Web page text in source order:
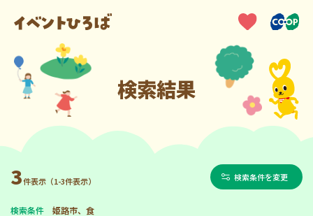
検索結果
3件表示（1-3件表示） 検索条件を変更
検索条件 姫路市、食